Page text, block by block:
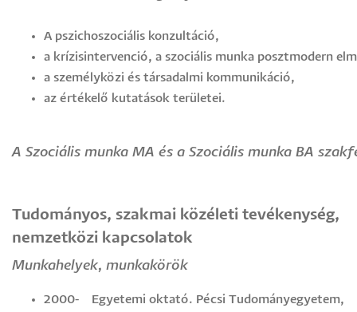
A pszichoszociális konzultáció,
a krízisintervenció, a szociális munka posztmodern
a személyközi és társadalmi kommunikáció,
az értékelő kutatások területei.
A Szociális munka MA és a Szociális munka BA
Tudományos, szakmai közéleti tevékenység,
nemzetközi kapcsolatok
Munkahelyek, munkakörök
2000- Egyetemi oktató. Pécsi Tudományegyetem,